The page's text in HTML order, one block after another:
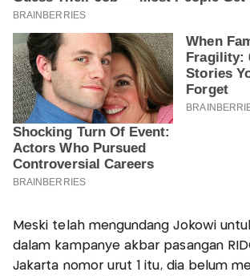
Meski telah mengundang Jokowi
dalam kampanye akbar pasangan
Jakarta nomor urut 1 itu, dia belum